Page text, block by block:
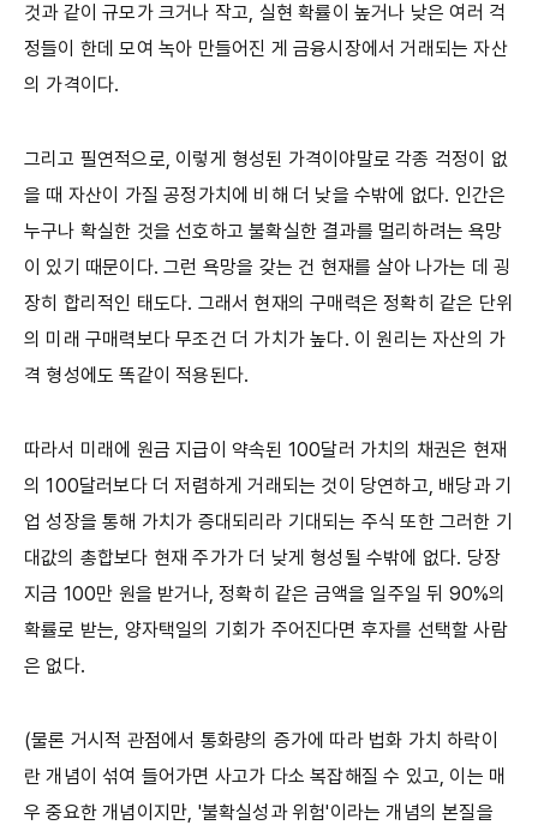
것과 같이 규모가 크거나 작고, 실현 확률이 높거나 낮은 여러 걱
정들이 한데 모여 녹아 만들어진 게 금융시장에서 거래되는 자산
의 가격이다.
그리고 필연적으로, 이렇게 형성된 가격이야말로 각종 걱정이 없
을 때 자산이 가질 공정가치에 비해 더 낮을 수밖에 없다. 인간은
누구나 확실한 것을 선호하고 불확실한 결과를 멀리하려는 욕망
이 있기 때문이다. 그런 욕망을 갖는 건 현재를 살아 나가는 데 굉
장히 합리적인 태도다. 그래서 현재의 구매력은 정확히 같은 단위
의 미래 구매력보다 무조건 더 가치가 높다. 이 원리는 자산의 가
격 형성에도 똑같이 적용된다.
따라서 미래에 원금 지급이 약속된 100달러 가치의 채권은 현재
의 100달러보다 더 저렴하게 거래되는 것이 당연하고, 배당과 기
업 성장을 통해 가치가 증대되리라 기대되는 주식 또한 그러한 기
대값의 총합보다 현재 주가가 더 낮게 형성될 수밖에 없다. 당장
지금 100만 원을 받거나, 정확히 같은 금액을 일주일 뒤 90%의
확률로 받는, 양자택일의 기회가 주어진다면 후자를 선택할 사람
은 없다.
(물론 거시적 관점에서 통화량의 증가에 따라 법화 가치 하락이
란 개념이 섞여 들어가면 사고가 다소 복잡해질 수 있고, 이는 매
우 중요한 개념이지만, '불확실성과 위험'이라는 개념의 본질을